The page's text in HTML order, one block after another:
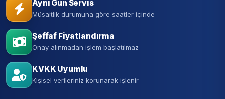
Aynı Gün Servis
Müsaitlik durumuna göre saatler içinde
Şeffaf Fiyatlandırma
Onay alınmadan işlem başlatılmaz
KVKK Uyumlu
Kişisel verileriniz korunarak işlenir